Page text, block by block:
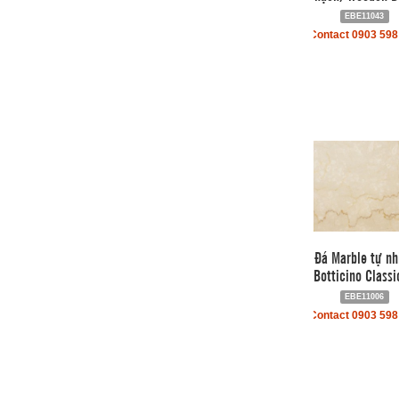
EBE11043
Contact 0903
Đá Marble tự
Botticino
EBE11006
Contact 0903